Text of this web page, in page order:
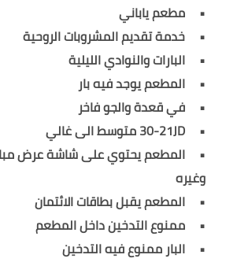
مطعم ياباني
خدمة تقديم المشروبات الروحية
البارات والنوادي الليلية
المطعم يوجد فيه بار
في قعدة والجو فاخر
30-21JD متوسط الى غالي
المطعم يحتوي على شاشة عرض
وغيره
المطعم يقبل بطاقات الائتمان
ممنوع التدخين داخل المطعم
البار ممنوع فيه التدخين